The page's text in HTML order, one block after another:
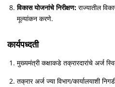
विकास योजनांचे निरीक्षण: राज्यातील
मूल्यांकन करणे.
कार्यपध्दती
मुख्यमंत्री कक्षाकडे तक्रारदारांचे अर्ज
तक्रार अर्ज ज्या विभाग/कार्यालयाशी